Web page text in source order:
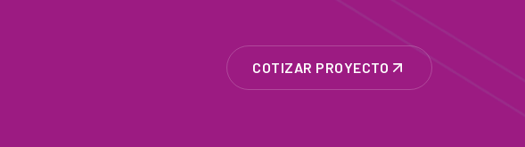
COTIZAR PROYECTO